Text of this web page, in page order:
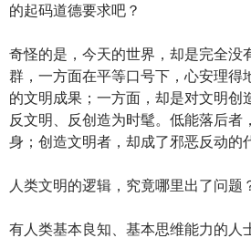
的起码道德要求吧？
奇怪的是，今天的世界，却是完全没
群，一方面在平等口号下，心安理得
的文明成果；一方面，却是对文明创
反文明、反创造为时髦。低能落后者
身；创造文明者，却成了邪恶反动的
人类文明的逻辑，究竟哪里出了问题
有人类基本良知、基本思维能力的人